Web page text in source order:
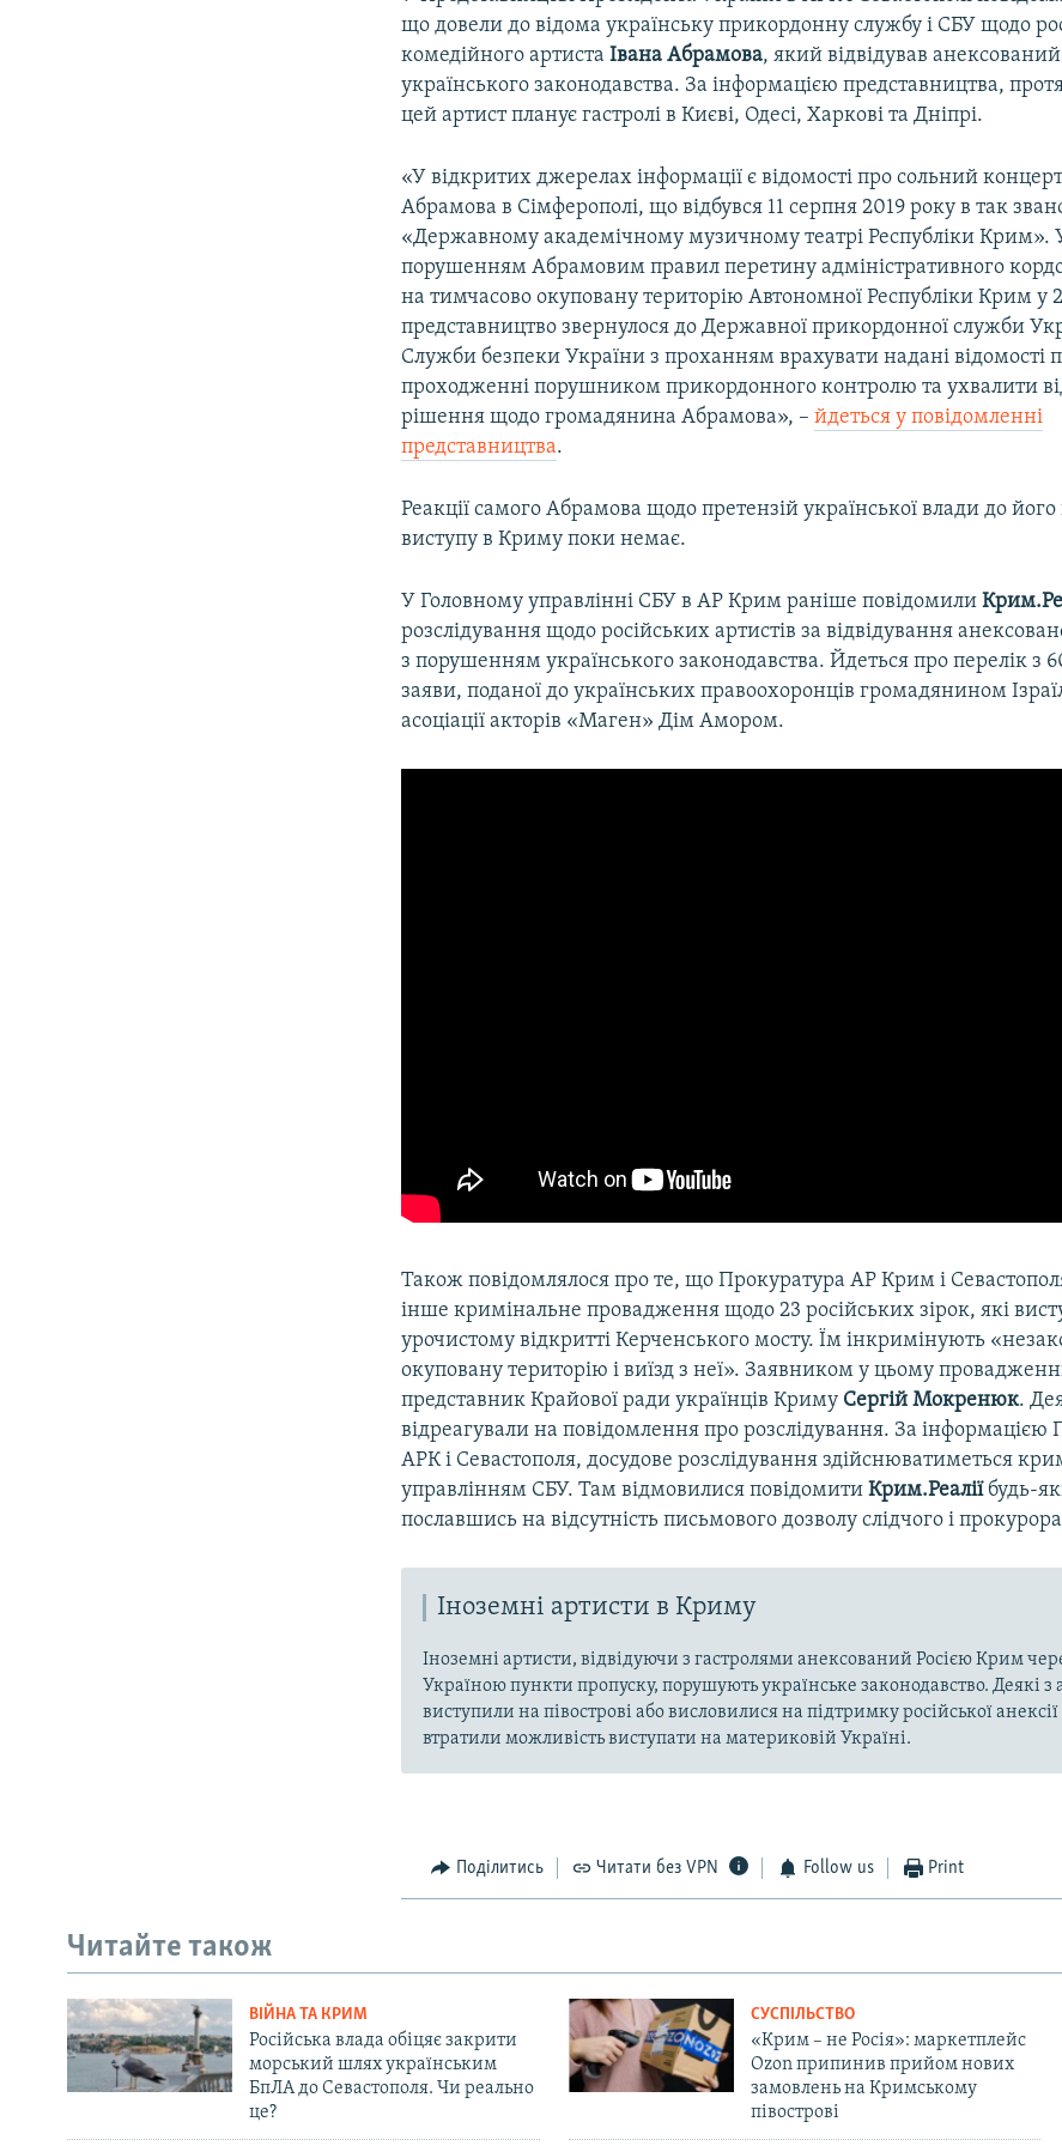
що довели до відома українську прикордонну службу і СБУ щодо
комедійного артистаІвана Абрамова, який відвідував
українського законодавства. За інформацією представництва,
цей артист планує гастролі в Києві, Одесі, Харкові та Дніпрі.
«У відкритих джерелах інформації є відомості про сольний
Абрамова в Сімферополі, що відбувся 11 серпня 2019 року в так
«Державному академічному музичному театрі Республіки Крим».
порушенням Абрамовим правил перетину адміністративного
на тимчасово окуповану територію Автономної Республіки Крим у
представництво звернулося до Державної прикордонної служби
Служби безпеки України з проханням врахувати надані відомості
проходженні порушником прикордонного контролю та ухвалити
рішення щодо громадянина Абрамова», –йдеться у повідомленні
представництва.
Реакції самого Абрамова щодо претензій української влади до його
виступу в Криму поки немає.
У Головному управлінні СБУ в АР Крим раніше повідомили
розслідування щодо російських артистів за відвідування
з порушенням українського законодавства. Йдеться про перелік з
заяви, поданої до українських правоохоронців громадянином
асоціації акторів «Маген» Дім Амором.
Також повідомлялося про те, що Прокуратура АР Крим і
інше кримінальне провадження щодо 23 російських зірок, які
урочистому відкритті Керченського мосту. Їм інкримінують
окуповану територію і виїзд з неї». Заявником у цьому
представник Крайової ради українців Криму Сергій Мокренюк.
відреагували на повідомлення про розслідування. За інформацією
АРК і Севастополя, досудове розслідування здійснюватиметься
управлінням СБУ. Там відмовилися повідомитиКрим.Реаліїбудь-
пославшись на відсутність письмового дозволу слідчого і
Іноземні артисти в Криму
Іноземні артисти, відвідуючи з гастролями анексований Росією Крим
Україною пункти пропуску, порушують українське законодавство. Деякі з
виступили на півострові або висловилися на підтримку російської
втратили можливість виступати на материковій Україні.
Поділитись Читати без VPN Follow us Print
Читайте також
ВІЙНА ТА КРИМ
Російська влада обіцяє закрити
морський шлях українським
БпЛА до Севастополя. Чи реально
це?
СУСПІЛЬСТВО
«Крим – не Росія»: маркетплейс
Ozon припинив прийом нових
замовлень на Кримському
півострові